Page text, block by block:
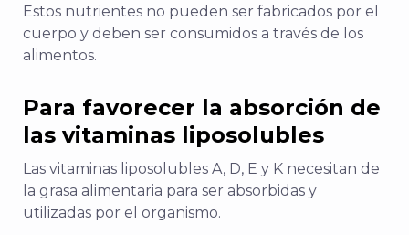
Estos nutrientes no pueden ser fabricados por el
cuerpo y deben ser consumidos a través de los
alimentos.
Para favorecer la absorción de
las vitaminas liposolubles
Las vitaminas liposolubles A, D, E y K necesitan de
la grasa alimentaria para ser absorbidas y
utilizadas por el organismo.